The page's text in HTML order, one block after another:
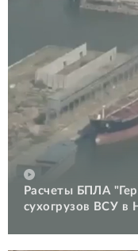
Расчеты БПЛА
сухогрузов ВСУ в